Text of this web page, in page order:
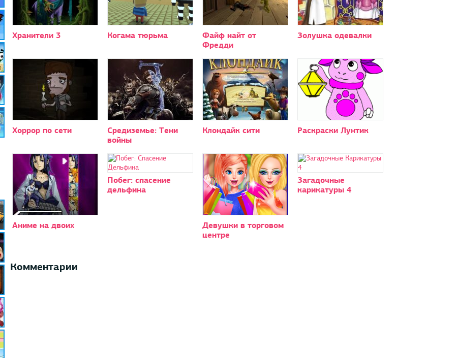
Хранители 3 Когама тюрьма
Файф найт от
Фредди
Золушка одевалки
Хоррор по сети
Средиземье: Тени
войны
Клондайк сити Раскраски Лунтик
Аниме на двоих
Побег: спасение
дельфина
Девушки в торговом
центре
Загадочные
карикатуры 4
Комментарии